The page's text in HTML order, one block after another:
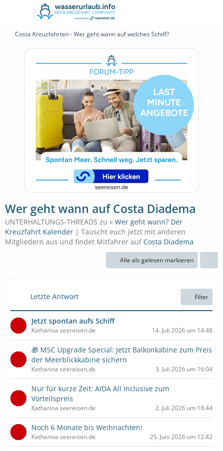
Costa Kreuzfahrten - Wer geht wann auf welches Schiff?
Wer geht wann auf Costa Diadema
UNTERHALTUNGS-THREADS zu » Wer geht wann? Der
Kreuzfahrt Kalender | Tauscht euch jetzt mit anderen
Mitgliedern aus und findet Mitfahrer aufCosta Diadema
Alle als gelesen markieren
Letzte Antwort Filter
Jetzt spontan aufs Schiff
Katharina seereisen.de 14. Juli 2026 um 14:48
🎁 MSC Upgrade Special: Jetzt Balkonkabine zum Preis
der Meerblickkabine sichern
Katharina seereisen.de 3. Juli 2026 um 16:04
Nur für kurze Zeit: AIDA All Inclusive zum
Vorteilspreis
Katharina seereisen.de 2. Juli 2026 um 18:44
Noch 6 Monate bis Weihnachten!
Katharina seereisen.de 25. Juni 2026 um 12:42